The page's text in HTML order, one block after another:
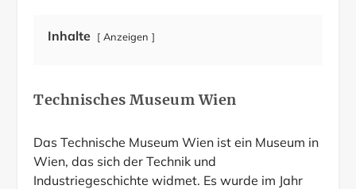
Inhalte Anzeigen
Technisches Museum Wien
Das Technische Museum Wien ist ein Museum in
Wien, das sich der Technik und
Industriegeschichte widmet. Es wurde im Jahr